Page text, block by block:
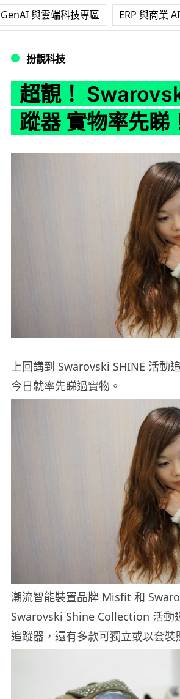
GenAI 與雲端科技專區 ERP 與商業
扮靚科技
超靚！
蹤器 實物率先睇
上回講到 Swarovski SHINE 活動
今日就率先睇過實物。
潮流智能裝置品牌 Misfit 和
Swarovski Shine Collection 活動
追蹤器，還有多款可獨立或以套裝